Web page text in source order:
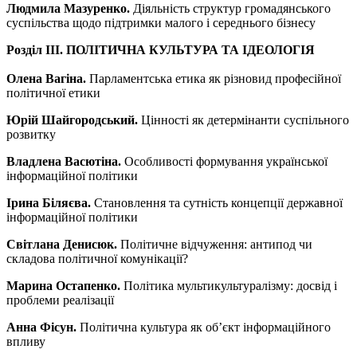
Людмила Мазуренко. Діяльність структур громадянського
суспільства щодо підтримки малого і середнього бізнесу
Розділ ІІІ. ПОЛІТИЧНА КУЛЬТУРА ТА ІДЕОЛОГІЯ
Олена Вагіна. Парламентська етика як різновид професійної
політичної етики
Юрій Шайгородський. Цінності як детермінанти суспільного
розвитку
Владлена Васютіна. Особливості формування української
інформаційної політики
Ірина Біляєва. Становлення та сутність концепції державної
інформаційної політики
Світлана Денисюк. Політичне відчуження: антипод чи
складова політичної комунікації?
Марина Остапенко. Політика мультикультуралізму: досвід і
проблеми реалізації
Анна Фісун. Політична культура як об’єкт інформаційного
впливу